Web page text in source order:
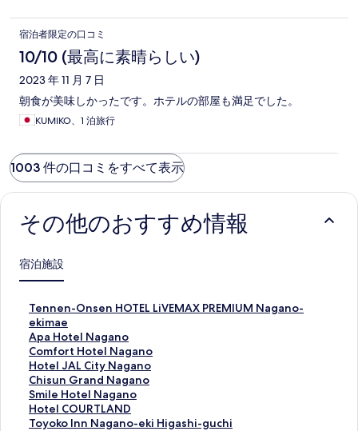
宿泊者限定の口コミ
10/10 (最高に素晴らしい)
2023 年 11 月 7 日
朝食が美味しかったです。ホテルの部屋も満足でした。
KUMIKO、1 泊旅行
1003 件の口コミをすべて表示
その他のおすすめ情報
宿泊施設
Tennen-Onsen HOTEL LiVEMAX PREMIUM Nagano-
ekimae
T
e
n
n
e
n
-
O
n
Apa Hotel Nagano
A
p
a
H
o
t
e
Comfort Hotel Nagano
C
o
m
f
o
r
Hotel JAL City Nagano
H
o
t
e
l
Chisun Grand Nagano
C
h
i
s
Smile Hotel Nagano
S
m
i
Hotel COURTLAND
H
o
Toyoko Inn Nagano-eki Higashi-guchi
T